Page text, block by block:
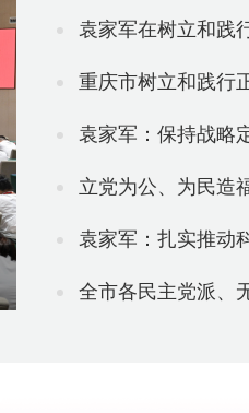
袁家军在树立和践行正确政绩观学习教育专题
重庆市树立和践行正确政绩观学
袁家军：保持战略定力 巩固
立党为公、为民造
袁家军：扎实推动科技创新
全市各民主党派、无党派人士“